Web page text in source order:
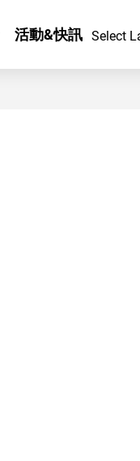
活動&快訊 Select